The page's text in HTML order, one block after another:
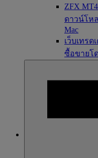
ZFX
ดาวน์โห
Mac
เว็บเทรด
ซื้อขายโ